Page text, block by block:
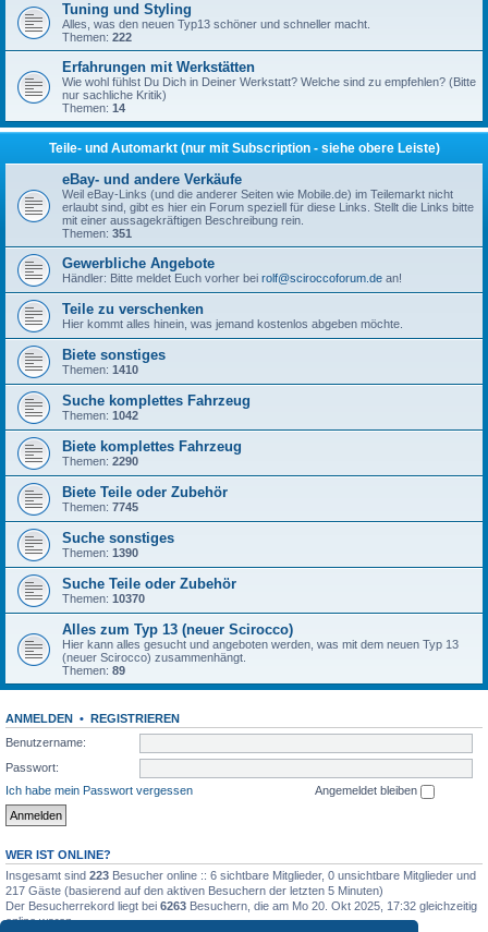
Tuning und Styling
Alles, was den neuen Typ13 schöner und schneller macht.
Themen: 222
Erfahrungen mit Werkstätten
Wie wohl fühlst Du Dich in Deiner Werkstatt? Welche sind zu empfehlen? (Bitte
nur sachliche Kritik)
Themen: 14
Teile- und Automarkt (nur mit Subscription - siehe obere Leiste)
eBay- und andere Verkäufe
Weil eBay-Links (und die anderer Seiten wie Mobile.de) im Teilemarkt nicht
erlaubt sind, gibt es hier ein Forum speziell für diese Links. Stellt die Links bitte
mit einer aussagekräftigen Beschreibung rein.
Themen: 351
Gewerbliche Angebote
Händler: Bitte meldet Euch vorher bei rolf@sciroccoforum.de an!
Teile zu verschenken
Hier kommt alles hinein, was jemand kostenlos abgeben möchte.
Biete sonstiges
Themen: 1410
Suche komplettes Fahrzeug
Themen: 1042
Biete komplettes Fahrzeug
Themen: 2290
Biete Teile oder Zubehör
Themen: 7745
Suche sonstiges
Themen: 1390
Suche Teile oder Zubehör
Themen: 10370
Alles zum Typ 13 (neuer Scirocco)
Hier kann alles gesucht und angeboten werden, was mit dem neuen Typ 13
(neuer Scirocco) zusammenhängt.
Themen: 89
ANMELDEN • REGISTRIEREN
Benutzername:
Passwort:
Ich habe mein Passwort vergessen
Angemeldet bleiben
WER IST ONLINE?
Insgesamt sind 223 Besucher online :: 6 sichtbare Mitglieder, 0 unsichtbare Mitglieder und
217 Gäste (basierend auf den aktiven Besuchern der letzten 5 Minuten)
Der Besucherrekord liegt bei 6263 Besuchern, die am Mo 20. Okt 2025, 17:32 gleichzeitig
online waren.